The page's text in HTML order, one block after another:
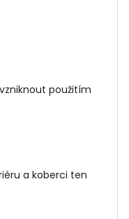
použitím
a koberci ten